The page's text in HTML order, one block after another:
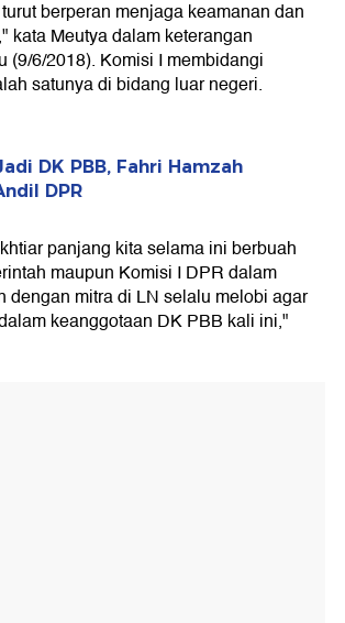
berperan menjaga keamanan dan
kata Meutya dalam keterangan
(9/6/2018). Komisi I membidangi
satunya di bidang luar negeri.
DK PBB, Fahri Hamzah
DPR
panjang kita selama ini berbuah
maupun Komisi I DPR dalam
dengan mitra di LN selalu melobi agar
keanggotaan DK PBB kali ini,"